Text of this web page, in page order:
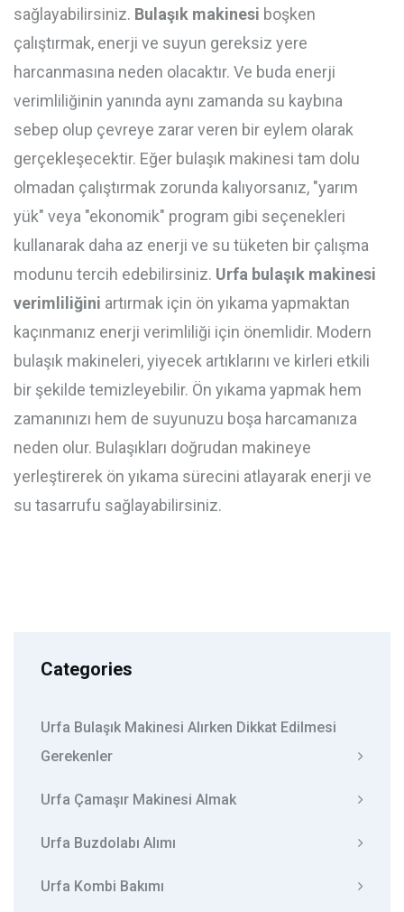
sağlayabilirsiniz. Bulaşık makinesi boşken
çalıştırmak, enerji ve suyun gereksiz yere
harcanmasına neden olacaktır. Ve buda enerji
verimliliğinin yanında aynı zamanda su kaybına
sebep olup çevreye zarar veren bir eylem olarak
gerçekleşecektir. Eğer bulaşık makinesi tam dolu
olmadan çalıştırmak zorunda kalıyorsanız, "yarım
yük" veya "ekonomik" program gibi seçenekleri
kullanarak daha az enerji ve su tüketen bir çalışma
modunu tercih edebilirsiniz. Urfa bulaşık makinesi
verimliliğini artırmak için ön yıkama yapmaktan
kaçınmanız enerji verimliliği için önemlidir. Modern
bulaşık makineleri, yiyecek artıklarını ve kirleri etkili
bir şekilde temizleyebilir. Ön yıkama yapmak hem
zamanınızı hem de suyunuzu boşa harcamanıza
neden olur. Bulaşıkları doğrudan makineye
yerleştirerek ön yıkama sürecini atlayarak enerji ve
su tasarrufu sağlayabilirsiniz.
Categories
Urfa Bulaşık Makinesi Alırken Dikkat Edilmesi
Gerekenler
Urfa Çamaşır Makinesi Almak
Urfa Buzdolabı Alımı
Urfa Kombi Bakımı